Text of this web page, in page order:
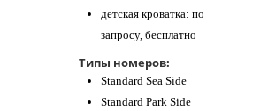
детская кроватка: по
запросу, бесплатно
Типы номеров:
Standard Sea Side
Standard Park Side